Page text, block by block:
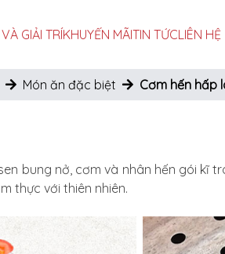
GIẢI TRÍKHUYẾN MÃITIN TỨCLIÊN HỆ
Món ăn đặc biệt Cơm hến hấp
bung nở, cơm và nhân hến gói kĩ
thực với thiên nhiên.